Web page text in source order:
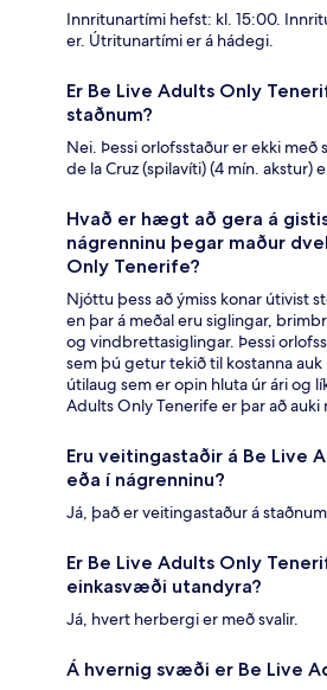
Innritunartími hefst: kl. 15:00.
er. Útritunartími er á hádegi.
Er Be Live Adults Only
staðnum?
Nei. Þessi orlofsstaður er ekki með
de la Cruz (spilavíti) (4 mín. akstur)
Hvað er hægt að gera á
nágrenninu þegar maður
Only Tenerife?
Njóttu þess að ýmiss konar útivist
en þar á meðal eru siglingar,
og vindbrettasiglingar. Þessi
sem þú getur tekið til kostanna auk
útilaug sem er opin hluta úr ári og
Adults Only Tenerife er þar að auki
Eru veitingastaðir á Be Live
eða í nágrenninu?
Já, það er veitingastaður á
Er Be Live Adults Only
einkasvæði utandyra?
Já, hvert herbergi er með svalir.
Á hvernig svæði er Be Live